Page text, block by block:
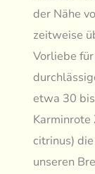
der Nähe
zeitweise
Vorliebe
etwa 30
citrinus)
unseren